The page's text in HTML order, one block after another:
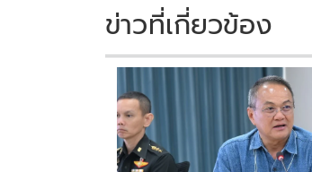
ข่าวที่เกี่ยวข้อง